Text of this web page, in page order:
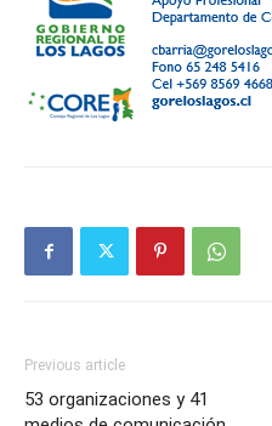
Previous article
53 organizaciones y 41